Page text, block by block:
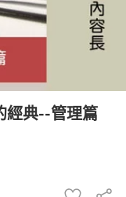
經典--管理篇